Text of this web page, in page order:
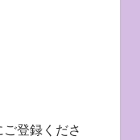
登録くださ